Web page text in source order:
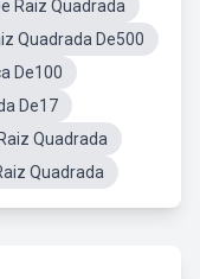
Raiz Quadrada
Quadrada De500
De100
De17
Quadrada
Quadrada